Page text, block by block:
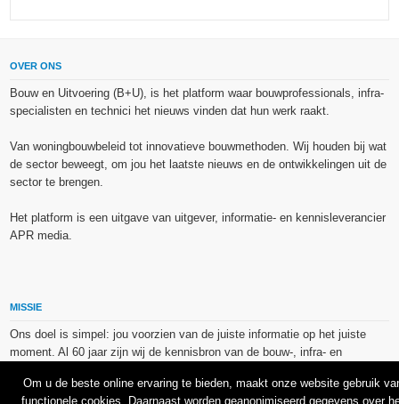
OVER ONS
Bouw en Uitvoering (B+U), is het platform waar bouwprofessionals, infra-
specialisten en technici het nieuws vinden dat hun werk raakt.
Van woningbouwbeleid tot innovatieve bouwmethoden. Wij houden bij wat
de sector beweegt, om jou het laatste nieuws en de ontwikkelingen uit de
sector te brengen.
Het platform is een uitgave van uitgever, informatie- en kennisleverancier
APR media.
MISSIE
Ons doel is simpel: jou voorzien van de juiste informatie op het juiste
moment. Al 60 jaar zijn wij de kennisbron van de bouw-, infra- en
Om u de beste online ervaring te bieden, maakt onze website gebruik
functionele cookies. Daarnaast worden geanonimiseerd gegevens over